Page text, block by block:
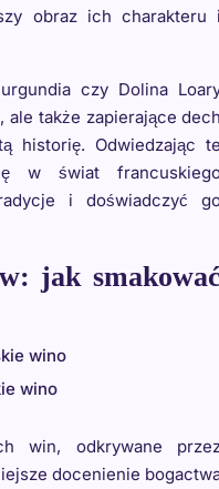
obraz ich charakteru
czy Dolina
ale także zapierające
historię. Odwiedzając
w świat
i doświadczyć
jak
wino
win, odkrywane
docenienie